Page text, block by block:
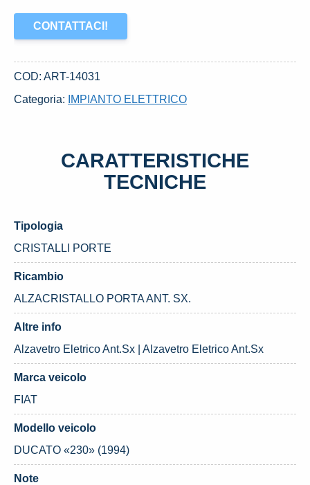
CONTATTACI!
COD: ART-14031
Categoria:
IMPIANTO ELETTRICO
CARATTERISTICHE
TECNICHE
Tipologia
CRISTALLI PORTE
Ricambio
ALZACRISTALLO PORTA ANT. SX.
Altre info
Alzavetro Eletrico Ant.Sx | Alzavetro Eletrico Ant.Sx
Marca veicolo
FIAT
Modello veicolo
DUCATO «230» (1994)
Note